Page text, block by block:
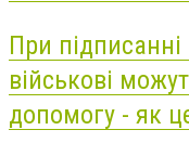
При
військові
допомогу - як